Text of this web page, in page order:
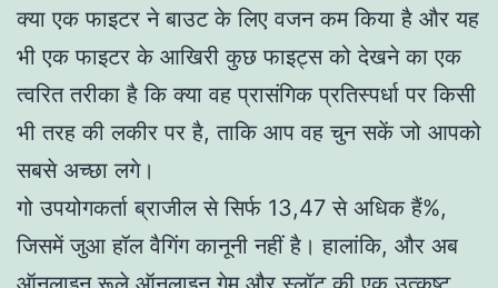
क्या एक फाइटर ने बाउट के लिए वजन कम किया है और यह
भी एक फाइटर के आखिरी कुछ फाइट्स को देखने का एक
त्वरित तरीका है कि क्या वह प्रासंगिक प्रतिस्पर्धा पर किसी
भी तरह की लकीर पर है, ताकि आप वह चुन सकें जो आपको
सबसे अच्छा लगे।
गो उपयोगकर्ता ब्राजील से सिर्फ 13,47 से अधिक हैं%,
जिसमें जुआ हॉल वैगिंग कानूनी नहीं है। हालांकि, और अब